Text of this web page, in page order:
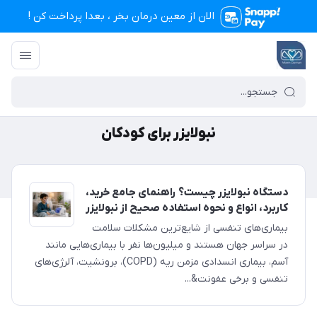
الان از معین درمان بخر ، بعدا پرداخت کن !
تجهیزات پزشکی معین درمان
نبولایزر برای کودکان
دستگاه نبولایزر چیست؟ راهنمای جامع خرید،
کاربرد، انواع و نحوه استفاده صحیح از نبولایزر
بیماری‌های تنفسی از شایع‌ترین مشکلات سلامت
در سراسر جهان هستند و میلیون‌ها نفر با بیماری‌هایی مانند
آسم، بیماری انسدادی مزمن ریه (COPD)، برونشیت، آلرژی‌های
تنفسی و برخی عفونت&...